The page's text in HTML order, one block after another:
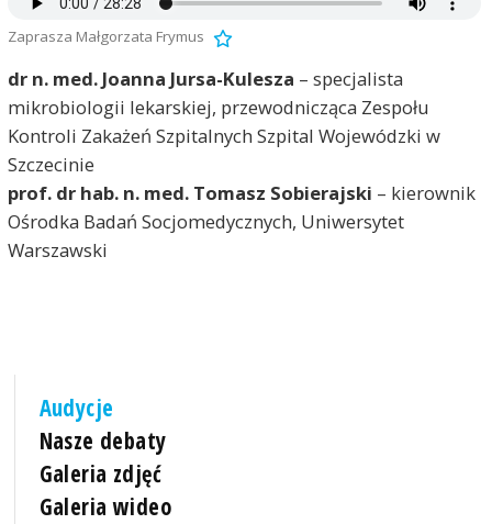
Zaprasza Małgorzata Frymus
dr n. med. Joanna Jursa-Kulesza – specjalista
mikrobiologii lekarskiej, przewodnicząca Zespołu
Kontroli Zakażeń Szpitalnych Szpital Wojewódzki w
Szczecinie
prof. dr hab. n. med. Tomasz Sobierajski – kierownik
Ośrodka Badań Socjomedycznych, Uniwersytet
Warszawski
Audycje
Nasze debaty
Galeria zdjęć
Galeria wideo